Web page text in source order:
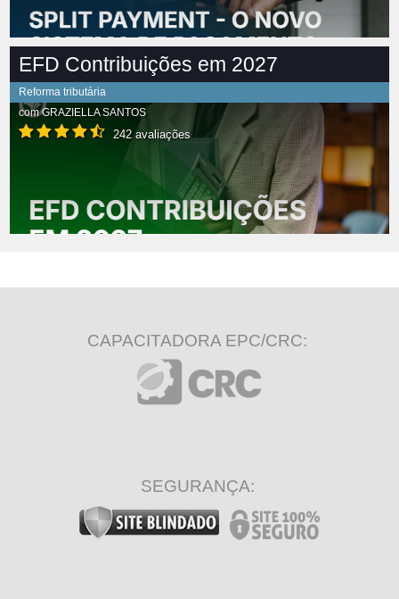
EFD Contribuições em 2027
Reforma tributária
comGRAZIELLA SANTOS
242 avaliações
CAPACITADORA EPC/CRC:
SEGURANÇA: